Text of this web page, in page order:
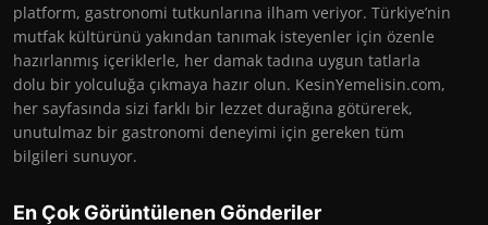
platform, gastronomi tutkunlarına ilham veriyor. Türkiye’nin
mutfak kültürünü yakından tanımak isteyenler için özenle
hazırlanmış içeriklerle, her damak tadına uygun tatlarla
dolu bir yolculuğa çıkmaya hazır olun. KesinYemelisin.com,
her sayfasında sizi farklı bir lezzet durağına götürerek,
unutulmaz bir gastronomi deneyimi için gereken tüm
bilgileri sunuyor.
En Çok Görüntülenen Gönderiler